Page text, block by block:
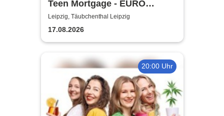
Teen Mortgage - EURO
SUMMER 2026
Leipzig, Täubchenthal Leipzig
17.08.2026
20:00 Uhr